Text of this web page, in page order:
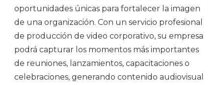
oportunidades únicas para fortalecer la imagen
de una organización. Con un servicio profesional
de producción de video corporativo, su empresa
podrá capturar los momentos más importantes
de reuniones, lanzamientos, capacitaciones o
celebraciones, generando contenido audiovisual